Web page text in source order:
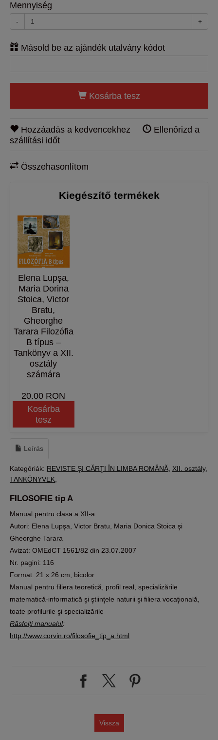
Mennyiség
- +
Másold be az ajándék utalvány kódot
Kosárba tesz
Hozzáadás a kedvencekhez
Ellenőrizd a
szállítási időt
Összehasonlítom
Kiegészítő termékek
Elena Lupşa,
Maria Dorina
Stoica, Victor
Bratu,
Gheorghe
Tarara Filozófia
B típus –
Tankönyv a XII.
osztály
számára
20.00 RON
Kosárba
tesz
Leírás
Kategóriák: REVISTE ŞI CĂRŢI ÎN LIMBA ROMÂNĂ XII. osztály
TANKÖNYVEK
FILOSOFIE tip A
Manual pentru clasa a XII-a
Autori: Elena Lupşa, Victor Bratu, Maria Donica Stoica şi
Gheorghe Tarara
Avizat: OMEdCT 1561/82 din 23.07.2007
Nr. pagini: 116
Format: 21 x 26 cm, bicolor
Manual pentru filiera teoretică, profil real, specializările
matematică-informatică şi ştiinţele naturii şi filiera vocaţională,
toate profilurile şi specializările
Răsfoiţi manualul:
http://www.corvin.ro/filosofie_tip_a.html
Vissza